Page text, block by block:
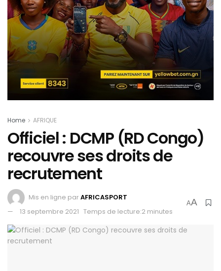
Home AFRIQUE
Officiel : DCMP (RD Congo)
recouvre ses droits de
recrutement
Mis en ligne parAFRICASPORT
13 septembre 2021 Temps de lecture:2 minutes
AA